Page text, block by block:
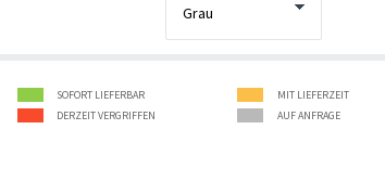
SOFORT LIEFERBAR
MIT LIEFERZEIT
DERZEIT VERGRIFFEN
AUF ANFRAGE